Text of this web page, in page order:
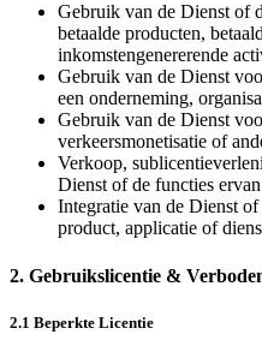
Gebruik van de Dienst of
betaalde producten,
inkomstengenererende
Gebruik van de Dienst
een onderneming,
Gebruik van de Dienst
verkeersmonetisatie of
Verkoop,
Dienst of de functies
Integratie van de Dienst
product, applicatie of
2. Gebruikslicentie &
2.1 Beperkte Licentie